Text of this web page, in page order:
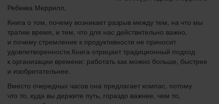
Ребекка Меррилл,
Книга о том, почему возникает разрыв между тем, на что мы
тратим время, и тем, что для нас действительно важно,
и почему стремление к продуктивности не приносит
удовлетворенности.Книга отрицает традиционный подход
к организации времени: работать как можно больше, быстрее
и изобретательнее.
Вместо очередных часов она предлагает компас, потому
что то, куда вы держите путь, гораздо важнее, чем то,